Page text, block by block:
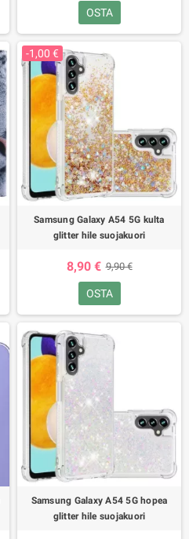
OSTA
-1,00 €
Samsung Galaxy A54 5G kulta
glitter hile suojakuori
8,90 € 9,90 €
OSTA
Samsung Galaxy A54 5G hopea
glitter hile suojakuori